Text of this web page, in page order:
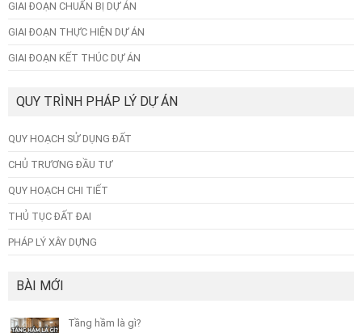
GIAI ĐOẠN CHUẨN BỊ DỰ ÁN
GIAI ĐOẠN THỰC HIỆN DỰ ÁN
GIAI ĐOẠN KẾT THÚC DỰ ÁN
QUY TRÌNH PHÁP LÝ DỰ ÁN
QUY HOẠCH SỬ DỤNG ĐẤT
CHỦ TRƯƠNG ĐẦU TƯ
QUY HOẠCH CHI TIẾT
THỦ TỤC ĐẤT ĐAI
PHÁP LÝ XÂY DỰNG
BÀI MỚI
Tầng hầm là gì?